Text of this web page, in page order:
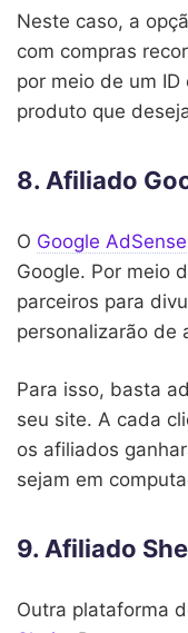
Neste caso, a
com compras
por meio de um
produto que
8. Afiliado
O Google AdSense
Google. Por meio
parceiros para
personalizarão de
Para isso, basta
seu site. A cada
os afiliados
sejam em
9. Afiliado
Outra plataforma